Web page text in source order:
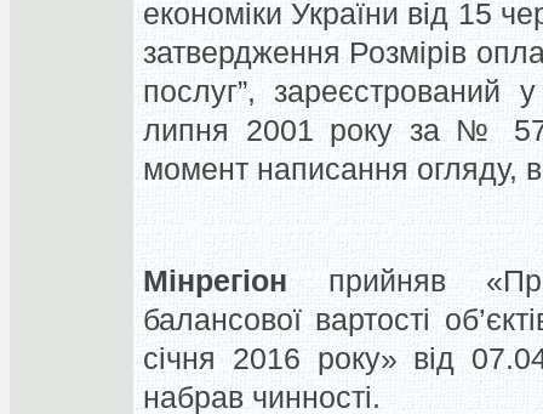
економіки України від 15
затвердження Розмірів
послуг”, зареєстрований
липня 2001 року за №
момент написання огляду,
Мінрегіон прийняв
балансової вартості
січня 2016 року» від
набрав чинності.